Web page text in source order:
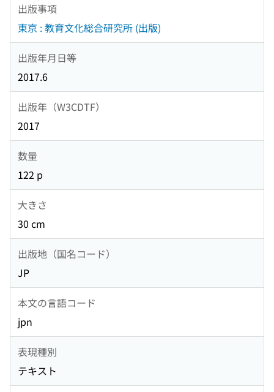
出版事項
東京 : 教育文化総合研究所 (出版)
出版年月日等
2017.6
出版年（W3CDTF）
2017
数量
122 p
大きさ
30 cm
出版地（国名コード）
JP
本文の言語コード
jpn
表現種別
テキスト